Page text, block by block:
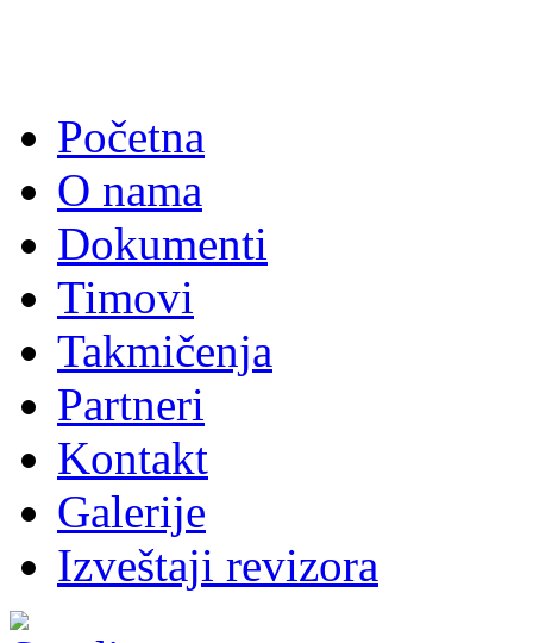
Početna
O nama
Dokumenti
Timovi
Takmičenja
Partneri
Kontakt
Galerije
Izveštaji revizora